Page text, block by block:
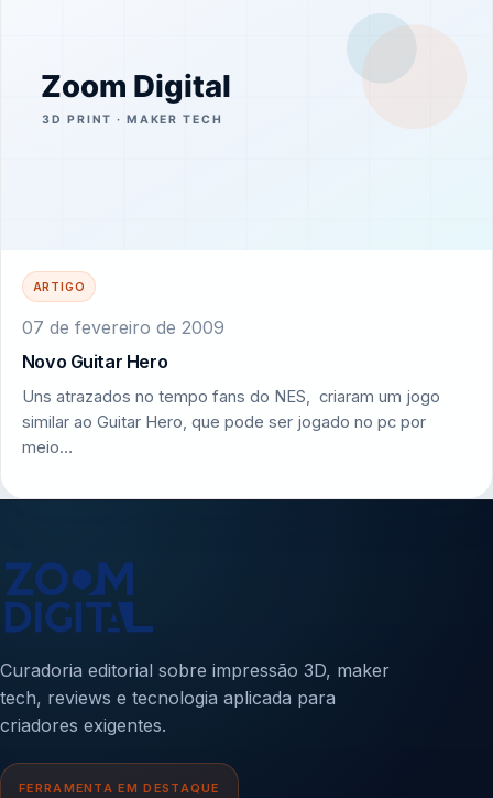
ARTIGO
07 de fevereiro de 2009
Novo Guitar Hero
Uns atrazados no tempo fans do NES, criaram um jogo
similar ao Guitar Hero, que pode ser jogado no pc por
meio…
Curadoria editorial sobre impressão 3D, maker
tech, reviews e tecnologia aplicada para
criadores exigentes.
FERRAMENTA EM DESTAQUE